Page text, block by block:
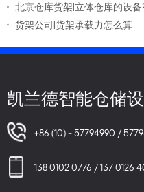
北京仓库货架|立体仓库的设
货架公司|货架承载力怎么算
凯兰德智能仓储
+86 (10) - 57794990 /
138 0102 0776 / 137 0126